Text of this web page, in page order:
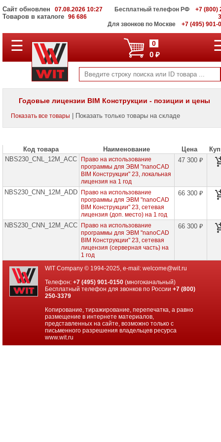
Сайт обновлен 07.08.2026 10:27
Товаров в каталоге 96 686
Бесплатный телефон РФ
+7 (800)
Для звонков по Москве
+7 (495) 901-
ПОЛНЫЙ
КАТАЛОГ
Корпоративные
серверы
WIT
Системы
данных
Мониторы
для
проекторов
Моноблоки
Brand
Name
Компьютеры
Принтеры
плоттеры
☰ 0
0 ₽
Годовые лицензии BIM Конструкции - позиции и цены
Показать все товары | Показать только товары на складе
Код товара Наименование Цена
NBS230_CNL_12M_ACC
Право на использование
программы для ЭВМ "nanoCAD
BIM Конструкции" 23, локальная
лицензия на 1 год
47 300 ₽
NBS230_CNN_12M_ADD
Право на использование
программы для ЭВМ "nanoCAD
BIM Конструкции" 23, сетевая
лицензия (доп. место) на 1 год
66 300 ₽
NBS230_CNN_12M_ACC
Право на использование
программы для ЭВМ "nanoCAD
BIM Конструкции" 23, сетевая
лицензия (серверная часть) на
1 год
66 300 ₽
WIT Company © 1994-2025, e-mail: welcome@wit.ru
Телефон:+7 (495) 901-0150 (многоканальный)
Бесплатный телефон для звонков по России+7 (800)
250-3379
Копирование, тиражирование, перепечатка, а равно
размещение в интернете материалов,
представленных на сайте, возможно только с
письменного разрешения владельцев ресурса
www.wit.ru